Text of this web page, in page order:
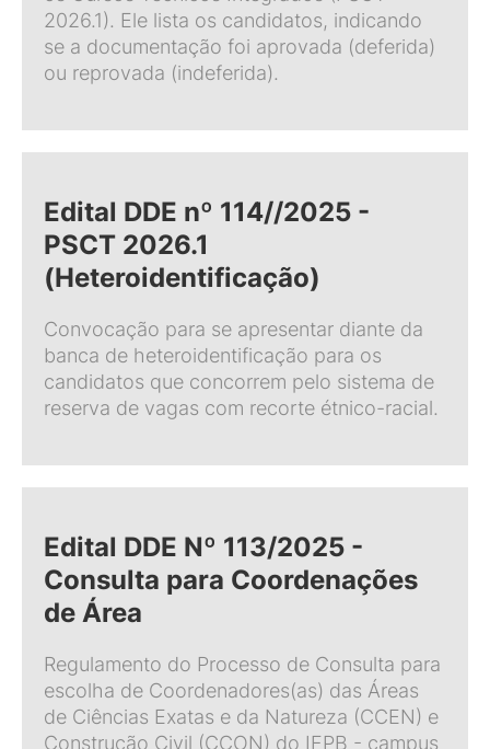
2026.1). Ele lista os candidatos, indicando
se a documentação foi aprovada (deferida)
ou reprovada (indeferida).
Edital DDE nº 114//2025 -
PSCT 2026.1
(Heteroidentificação)
Convocação para se apresentar diante da
banca de heteroidentificação para os
candidatos que concorrem pelo sistema de
reserva de vagas com recorte étnico-racial.
Edital DDE Nº 113/2025 -
Consulta para Coordenações
de Área
Regulamento do Processo de Consulta para
escolha de Coordenadores(as) das Áreas
de Ciências Exatas e da Natureza (CCEN) e
Construção Civil (CCON) do IFPB - campus